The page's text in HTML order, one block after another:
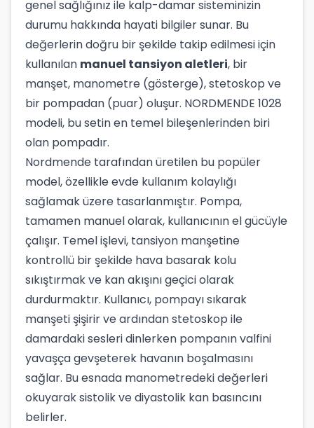
genel sağlığınız ile kalp-damar sisteminizin
durumu hakkında hayati bilgiler sunar. Bu
değerlerin doğru bir şekilde takip edilmesi için
kullanılan manuel tansiyon aletleri, bir
manşet, manometre (gösterge), stetoskop ve
bir pompadan (puar) oluşur. NORDMENDE 1028
modeli, bu setin en temel bileşenlerinden biri
olan pompadır.
Nordmende tarafından üretilen bu popüler
model, özellikle evde kullanım kolaylığı
sağlamak üzere tasarlanmıştır. Pompa,
tamamen manuel olarak, kullanıcının el gücüyle
çalışır. Temel işlevi, tansiyon manşetine
kontrollü bir şekilde hava basarak kolu
sıkıştırmak ve kan akışını geçici olarak
durdurmaktır. Kullanıcı, pompayı sıkarak
manşeti şişirir ve ardından stetoskop ile
damardaki sesleri dinlerken pompanın valfini
yavaşça gevşeterek havanın boşalmasını
sağlar. Bu esnada manometredeki değerleri
okuyarak sistolik ve diyastolik kan basıncını
belirler.